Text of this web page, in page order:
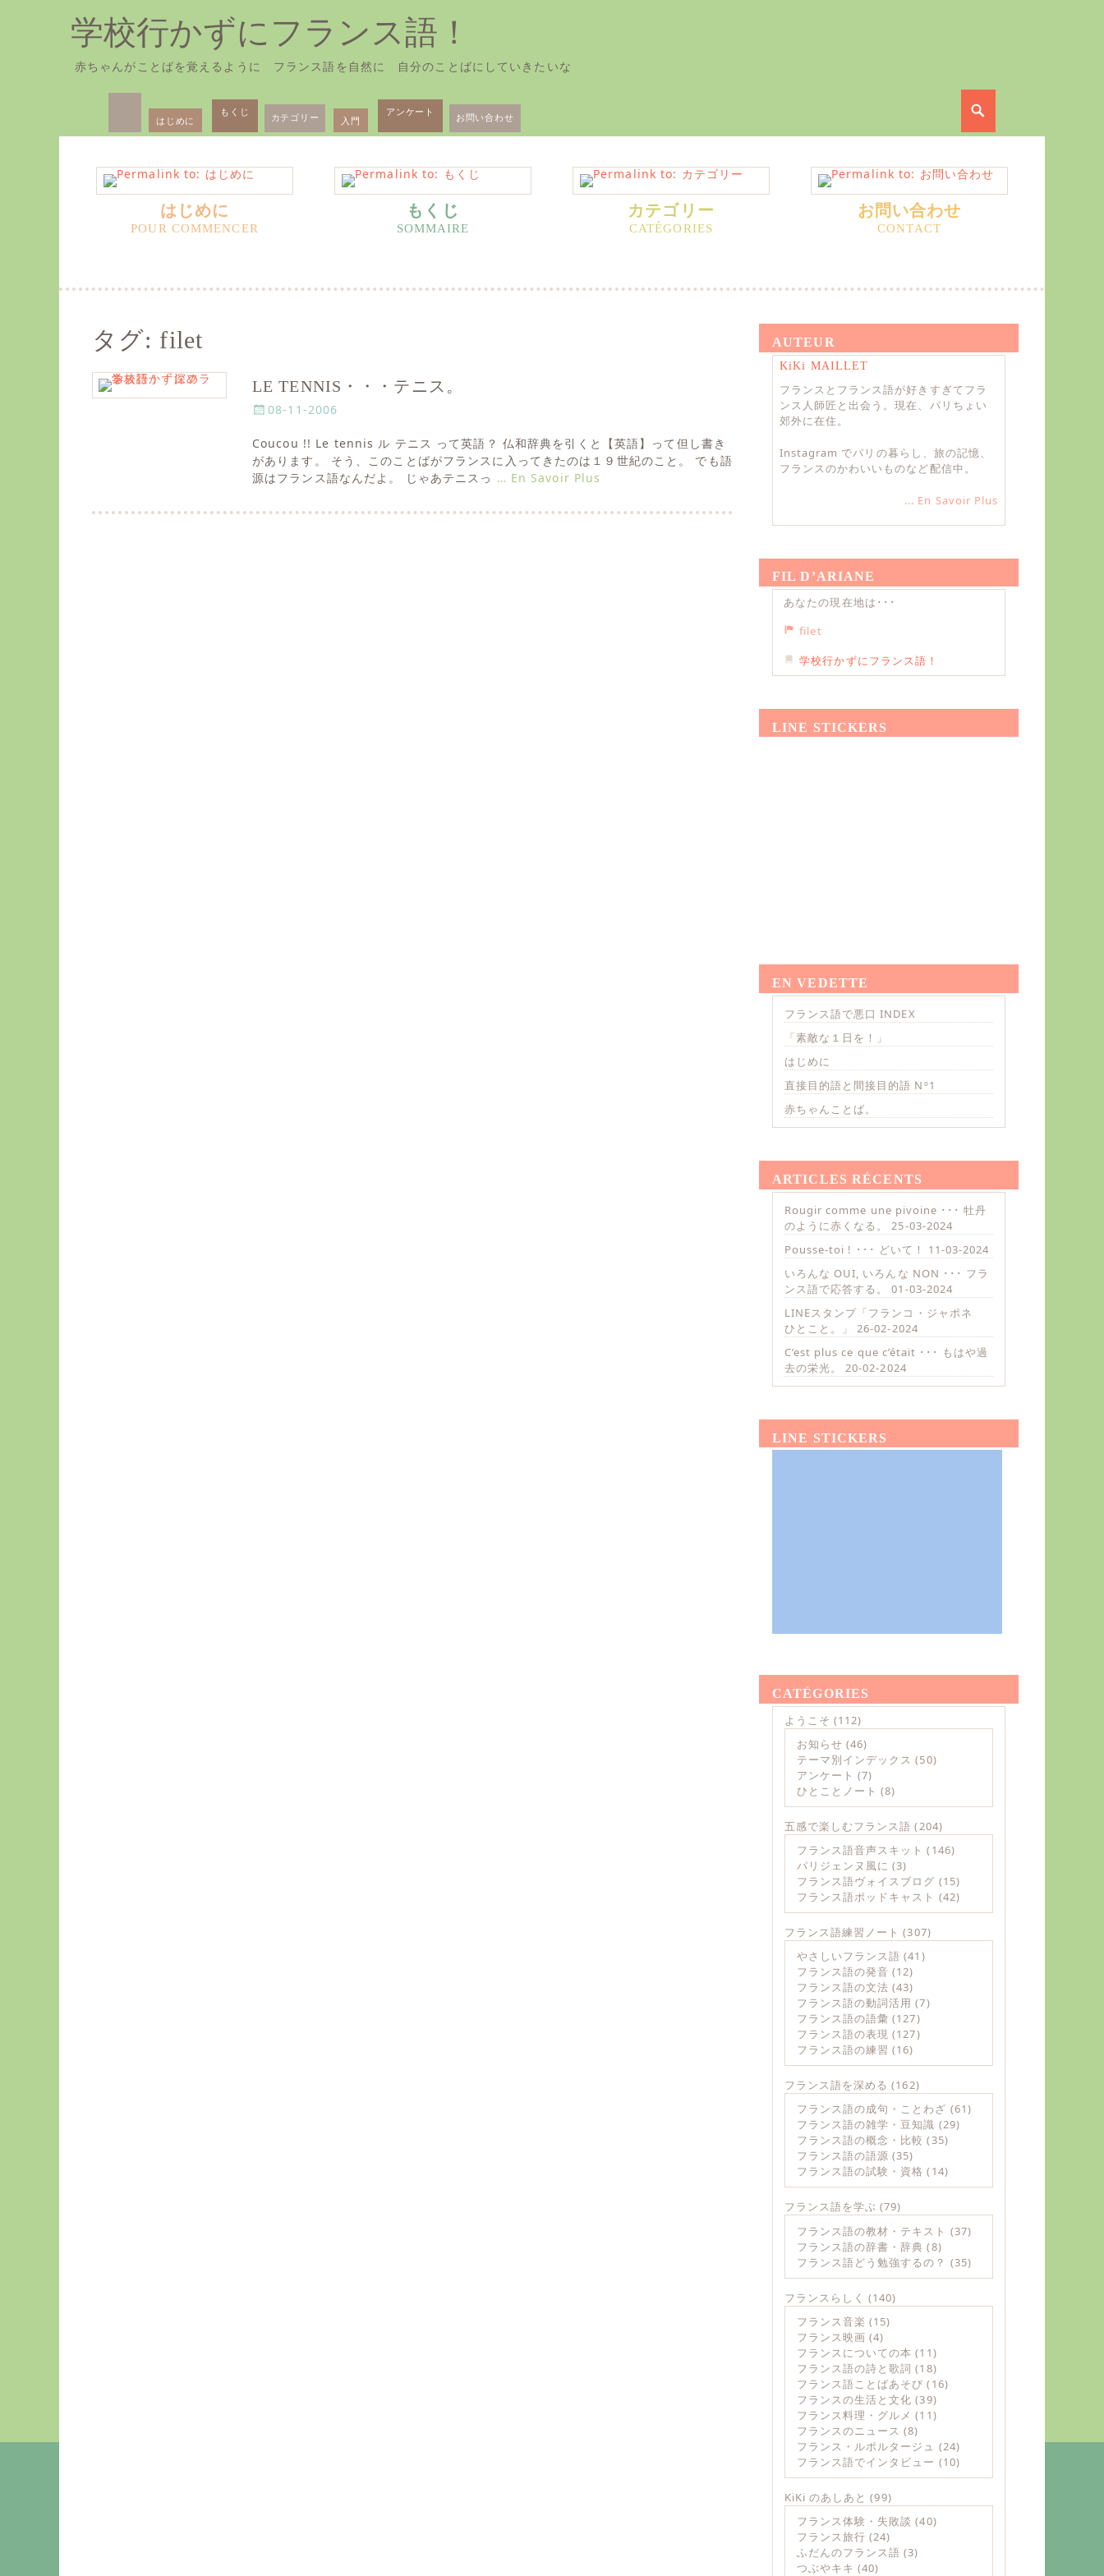
学校行かずにフランス語！
赤ちゃんがことばを覚えるように フランス語を自然に 自分のことばにしていきたいな
Primary
Menu
Skip
content
はじめに
もくじ カテゴリー 入門
アンケート お問い合わせ
はじめに もくじ カテゴリー お問い合わせ
タグ: filet
LE TENNIS・・・テニス。
P
s
t
e
o
08-11-2006
Coucou !! Le tennis ル テニス って英語？ 仏和辞典を引くと【英語】って但し書き
があります。 そう、このことばがフランスに入ってきたのは１９世紀のこと。 でも語
源はフランス語なんだよ。 じゃあテニスっ … En Savoir Plus
AUTEUR
KiKi MAILLET
フランスとフランス語が好きすぎてフラ
ンス人師匠と出会う。現在、パリちょい
郊外に在住。
Instagram でパリの暮らし、旅の記憶、
フランスのかわいいものなど配信中。
... En Savoir Plus
FIL D’ARIANE
あなたの現在地は･･･
filet
学校行かずにフランス語！
LINE STICKERS
EN VEDETTE
フランス語で悪口 INDEX
「素敵な１日を！」
はじめに
直接目的語と間接目的語 Nº1
赤ちゃんことば。
ARTICLES RÉCENTS
Rougir comme une pivoine ･･･ 牡丹
のように赤くなる。
25-03-2024
Pousse-toi ! ･･･ どいて！
11-03-2024
いろんな OUI, いろんな NON ･･･ フラ
ンス語で応答する。
01-03-2024
LINEスタンプ「フランコ・ジャポネ
ひとこと。」
26-02-2024
C’est plus ce que c’était ･･･ もはや過
去の栄光。
20-02-2024
LINE STICKERS
CATÉGORIES
ようこそ (112)
お知らせ (46)
テーマ別インデックス (50)
アンケート (7)
ひとことノート (8)
五感で楽しむフランス語 (204)
フランス語音声スキット (146)
パリジェンヌ風に (3)
フランス語ヴォイスブログ (15)
フランス語ポッドキャスト (42)
フランス語練習ノート (307)
やさしいフランス語 (41)
フランス語の発音 (12)
フランス語の文法 (43)
フランス語の動詞活用 (7)
フランス語の語彙 (127)
フランス語の表現 (127)
フランス語の練習 (16)
フランス語を深める (162)
フランス語の成句・ことわざ (61)
フランス語の雑学・豆知識 (29)
フランス語の概念・比較 (35)
フランス語の語源 (35)
フランス語の試験・資格 (14)
フランス語を学ぶ (79)
フランス語の教材・テキスト (37)
フランス語の辞書・辞典 (8)
フランス語どう勉強するの？ (35)
フランスらしく (140)
フランス音楽 (15)
フランス映画 (4)
フランスについての本 (11)
フランス語の詩と歌詞 (18)
フランス語ことばあそび (16)
フランスの生活と文化 (39)
フランス料理・グルメ (11)
フランスのニュース (8)
フランス・ルポルタージュ (24)
フランス語でインタビュー (10)
KiKi のあしあと (99)
フランス体験・失敗談 (40)
フランス旅行 (24)
ふだんのフランス語 (3)
つぶやキキ (40)